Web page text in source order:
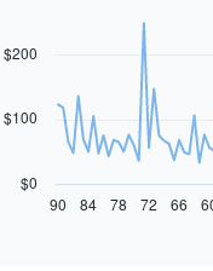
91
data
El
gráfico
muestra
$0
$100
$200
90 84 78 72 66